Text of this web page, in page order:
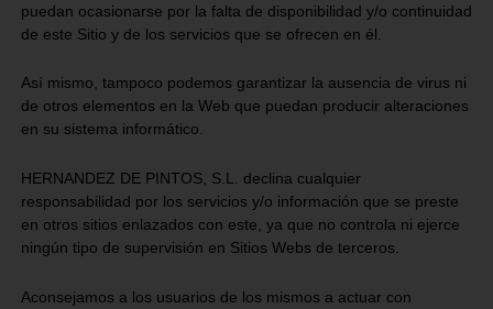
puedan ocasionarse por la falta de disponibilidad y/o continuidad
de este Sitio y de los servicios que se ofrecen en él.
Así mismo, tampoco podemos garantizar la ausencia de virus ni
de otros elementos en la Web que puedan producir alteraciones
en su sistema informático.
HERNANDEZ DE PINTOS, S.L. declina cualquier
responsabilidad por los servicios y/o información que se preste
en otros sitios enlazados con este, ya que no controla ni ejerce
ningún tipo de supervisión en Sitios Webs de terceros.
Aconsejamos a los usuarios de los mismos a actuar con